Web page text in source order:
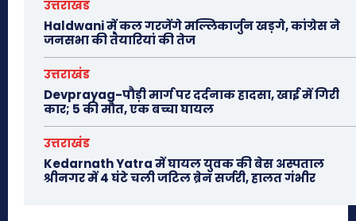
उत्तराखंड
Haldwani में कल गरजेंगे मल्लिकार्जुन खड़गे, कांग्रेस ने
जनसभा की तैयारियां की तेज
उत्तराखंड
Devprayag-पौड़ी मार्ग पर दर्दनाक हादसा, खाई में गिरी
कार; 5 की मौत, एक बच्चा घायल
उत्तराखंड
Kedarnath Yatra में घायल युवक की बेस अस्पताल
श्रीनगर में 4 घंटे चली जटिल ब्रेन सर्जरी, हालत गंभीर